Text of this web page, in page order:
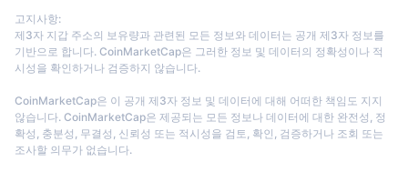
일정
ICO 캘린더
이벤트 달력
고지사항:
제3자 지갑 주소의 보유량과 관련된 모든 정보와 데이터는 공개 제3자 정보를
기반으로 합니다. CoinMarketCap은 그러한 정보 및 데이터의 정확성이나 적
시성을 확인하거나 검증하지 않습니다.
CoinMarketCap은 이 공개 제3자 정보 및 데이터에 대해 어떠한 책임도 지지
않습니다. CoinMarketCap은 제공되는 모든 정보나 데이터에 대한 완전성, 정
확성, 충분성, 무결성, 신뢰성 또는 적시성을 검토, 확인, 검증하거나 조회 또는
조사할 의무가 없습니다.